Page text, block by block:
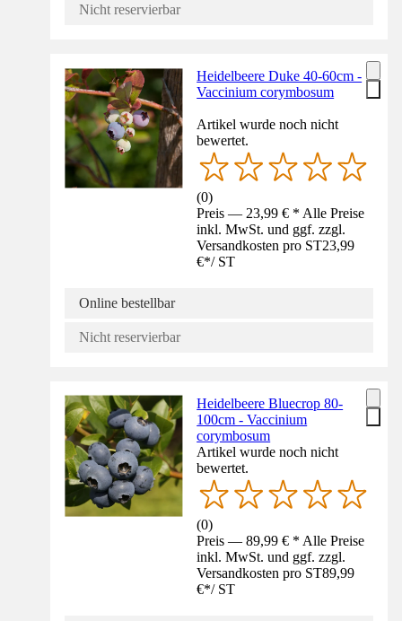
Nicht reservierbar
Heidelbeere Duke 40-60cm -
Vaccinium corymbosum
Artikel wurde noch nicht
bewertet.
(0)
Preis — 23,99 € * Alle Preise
inkl. MwSt. und ggf. zzgl.
Versandkosten pro ST23,99
€*/ ST
Online bestellbar
Nicht reservierbar
Heidelbeere Bluecrop 80-
100cm - Vaccinium
corymbosum
Artikel wurde noch nicht
bewertet.
(0)
Preis — 89,99 € * Alle Preise
inkl. MwSt. und ggf. zzgl.
Versandkosten pro ST89,99
€*/ ST